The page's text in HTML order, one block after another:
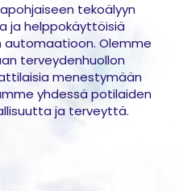
tekoälyyn
ja helppokäyttöisiä
automaatioon. Olemme
terveydenhuollon
menestymään
yhdessä potilaiden
ja terveyttä.